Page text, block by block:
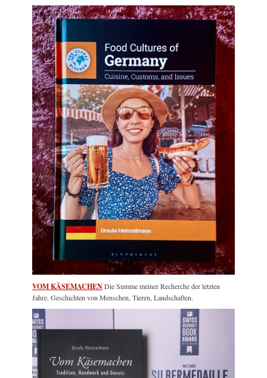
VOM KÄSEMACHENDie Summe meiner Recherche der letzten
Jahre. Geschichten von Menschen, Tieren, Landschaften.